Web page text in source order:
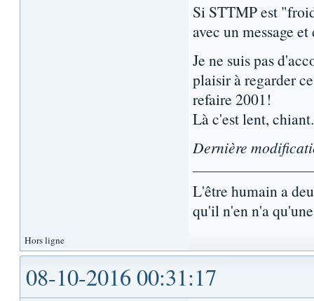
Si STTMP est
avec un message
Je ne suis pas
plaisir à regarder
refaire 2001!
Là c'est lent,
Dernière
L'être humain a
qu'il n'en n'a
Hors ligne
08-10-2016 00:31:17